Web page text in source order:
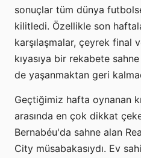
sonuçlar tüm dünya
kilitledi. Özellikle son
karşılaşmalar, çeyrek final
kıyasıya bir rekabete
de yaşanmaktan geri
Geçtiğimiz hafta oynanan
arasında en çok dikkat
Bernabéu'da sahne alan
City müsabakasıydı. Ev